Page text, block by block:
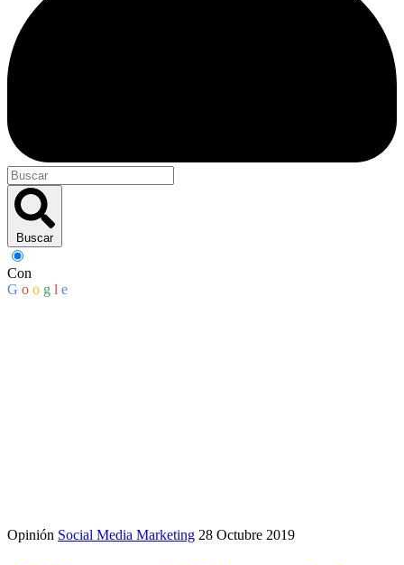
Buscar
Con
G o o g l e
Opinión Social Media Marketing 28 Octubre 2019